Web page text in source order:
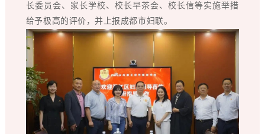
长委员会、家长学校、校长早茶会、校长信等实施举措
给予极高的评价，并上报成都市妇联。